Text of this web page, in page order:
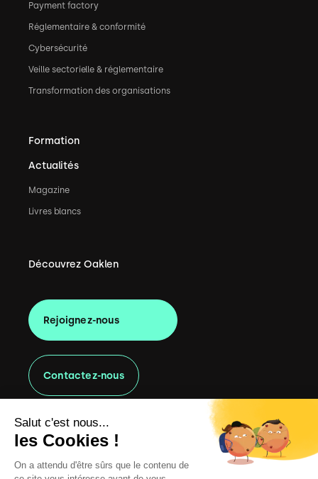
Payment factory
Réglementaire & conformité
Cybersécurité
Veille sectorielle & réglementaire
Transformation des organisations
Formation
Actualités
Magazine
Livres blancs
Découvrez Oaklen
Rejoignez-nous
Contactez-nous
Copyright 2022 Oaklen Consulting. Tous les droits sont
réservés.
Salut c'est nous...
les Cookies !
On a attendu d'être sûrs que le contenu de